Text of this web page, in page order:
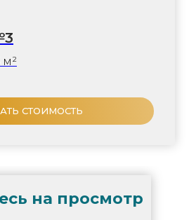
СТОИМОСТЬ
на просмотр